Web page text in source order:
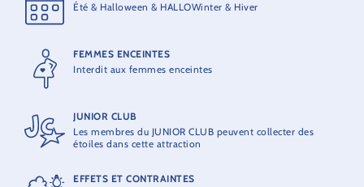
Été & Halloween & HALLOWinter & Hiver
FEMMES ENCEINTES
Interdit aux femmes enceintes
JUNIOR CLUB
Les membres du JUNIOR CLUB peuvent collecter des
étoiles dans cette attraction
EFFETS ET CONTRAINTES
720 personnes par heure